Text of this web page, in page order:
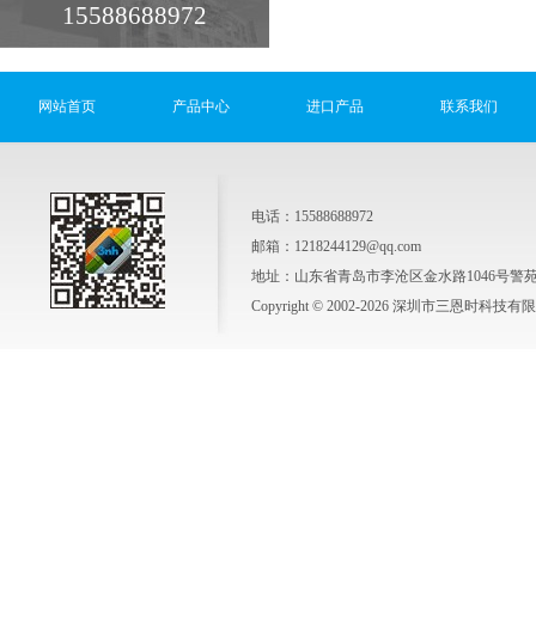
15588688972
网站首页 产品中心 进口产品 联系我们
电话：15588688972
邮箱：1218244129@qq.com
地址：山东省青岛市李沧区金水路1046号警
Copyright © 2002-2026 深圳市三恩时科技有